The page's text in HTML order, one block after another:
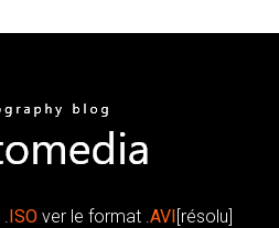
ISOver le format . AVI[résolu]